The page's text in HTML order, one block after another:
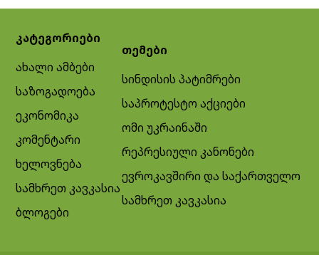
კატეგორიები
ახალი ამბები
საზოგადოება
ეკონომიკა
კომენტარი
ხელოვნება
სამხრეთ კავკასია
ბლოგები
თემები
სინდისის პატიმრები
საპროტესტო აქციები
ომი უკრაინაში
რეპრესიული კანონები
ევროკავშირი და საქართველო
სამხრეთ კავკასია